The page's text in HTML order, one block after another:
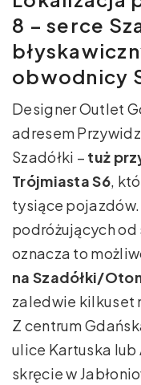
8 – serce
obwodnicy
Designer Outlet
adresem
Szadółki – tuż
Trójmiasta S6,
tysiące
podróżujących
oznacza to
na Szadółki/
zaledwie kilkuset
Z centrum
ulice Kartuska lub
skręcie w